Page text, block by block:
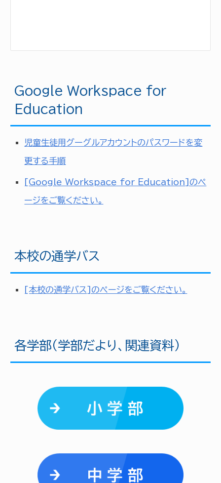
Google Workspace for
Education
児童生徒用グーグルアカウントのパスワードを変
更する手順
Google Workspace for Education ]のぺ
ージをご覧ください。
本校の通学バス
[本校の通学バス]のぺージをご覧ください。
各学部（学部だより、関連資料）